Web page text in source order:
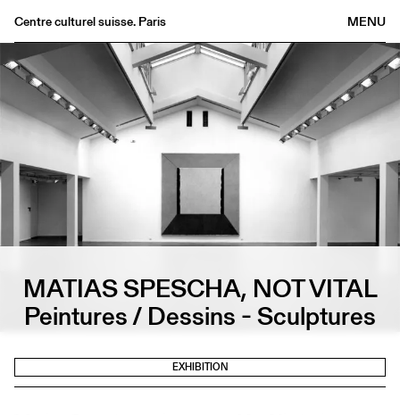
MENU
Centre culturel suisse. Paris
Agenda
Bookshop
Buvette
Archives
Medias
Publications
MATIAS SPESCHA, NOT VITAL
Peintures / Dessins - Sculptures
EXHIBITION